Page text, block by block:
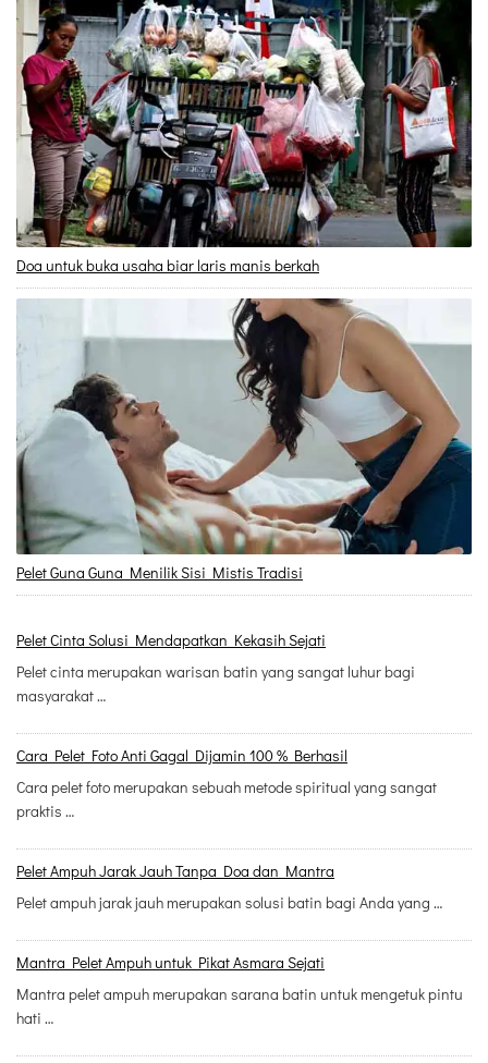
Doa untuk buka usaha biar laris manis berkah
Pelet Guna Guna Menilik Sisi Mistis Tradisi
Pelet Cinta Solusi Mendapatkan Kekasih Sejati
Pelet cinta merupakan warisan batin yang sangat luhur bagi
masyarakat …
Cara Pelet Foto Anti Gagal Dijamin 100 % Berhasil
Cara pelet foto merupakan sebuah metode spiritual yang sangat
praktis …
Pelet Ampuh Jarak Jauh Tanpa Doa dan Mantra
Pelet ampuh jarak jauh merupakan solusi batin bagi Anda yang …
Mantra Pelet Ampuh untuk Pikat Asmara Sejati
Mantra pelet ampuh merupakan sarana batin untuk mengetuk pintu
hati …